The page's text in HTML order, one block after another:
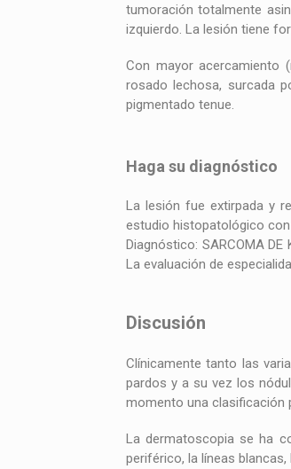
tumoración totalmente
izquierdo. La lesión tiene
Con mayor acercamiento
rosado lechosa, surcada
pigmentado tenue.
Haga su diagnóstico
La lesión fue extirpada y
estudio histopatológico
Diagnóstico: SARCOMA
La evaluación de
Discusión
Clínicamente tanto las
pardos y a su vez los
momento una clasificación
La dermatoscopia se ha
periférico, la líneas